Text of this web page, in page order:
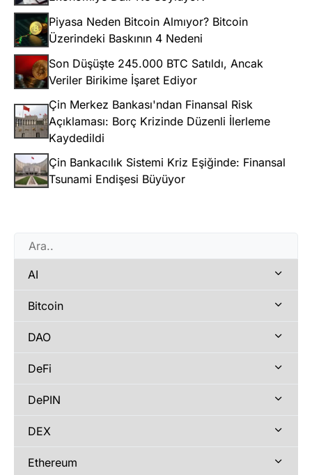
Piyasa Neden Bitcoin Almıyor? Bitcoin
Üzerindeki Baskının 4 Nedeni
Son Düşüşte 245.000 BTC Satıldı, Ancak
Veriler Birikime İşaret Ediyor
Çin Merkez Bankası'ndan Finansal Risk
Açıklaması: Borç Krizinde Düzenli İlerleme
Kaydedildi
Çin Bankacılık Sistemi Kriz Eşiğinde: Finansal
Tsunami Endişesi Büyüyor
AI
Bitcoin
DAO
DeFi
DePIN
DEX
Ethereum